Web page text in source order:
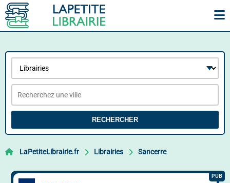
RECHERCHER
LaPetiteLibrairie.fr Librairies Sancerre